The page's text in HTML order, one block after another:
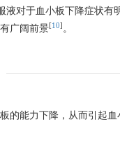
对于血小板下降症状有
广阔前景[10] 。
的能力下降，从而引起血